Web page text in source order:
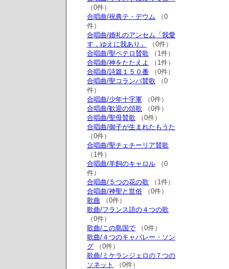
（0件）
合唱曲/祝典テ・デウム （0
件）
合唱曲/婚礼のアンセム「我愛
す，ゆえに我あり」
（0件）
合唱曲/聖ペテロ賛歌 （1件）
合唱曲/神をたたえよ
（1件）
合唱曲/詩篇１５０番 （0件）
合唱曲/聖コランバ賛歌 （0
件）
合唱曲/少年十字軍 （0件）
合唱曲/歓迎の頌歌 （0件）
合唱曲/聖母賛歌 （0件）
合唱曲/御子が生まれたもうた
（0件）
合唱曲/聖チェチーリア賛歌
（1件）
合唱曲/羊飼のキャロル （0
件）
合唱曲/５つの花の歌 （1件）
合唱曲/神聖と世俗 （0件）
歌曲 （0件）
歌曲/フランス語の４つの歌
（0件）
歌曲/この島国で （0件）
歌曲/４つのキャバレー・ソン
グ （0件）
歌曲/ミケランジェロの７つの
ソネット
（0件）